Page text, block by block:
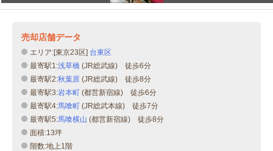
売却店舗データ
エリア:[東京23区] 台東区
最寄駅1:浅草橋 (JR総武線) 徒歩6分
最寄駅2:秋葉原 (JR総武線) 徒歩8分
最寄駅3:岩本町 (都営新宿線) 徒歩6分
最寄駅4:馬喰町 (JR総武本線) 徒歩7分
最寄駅5:馬喰横山 (都営新宿線) 徒歩8分
面積:13坪
階数:地上1階